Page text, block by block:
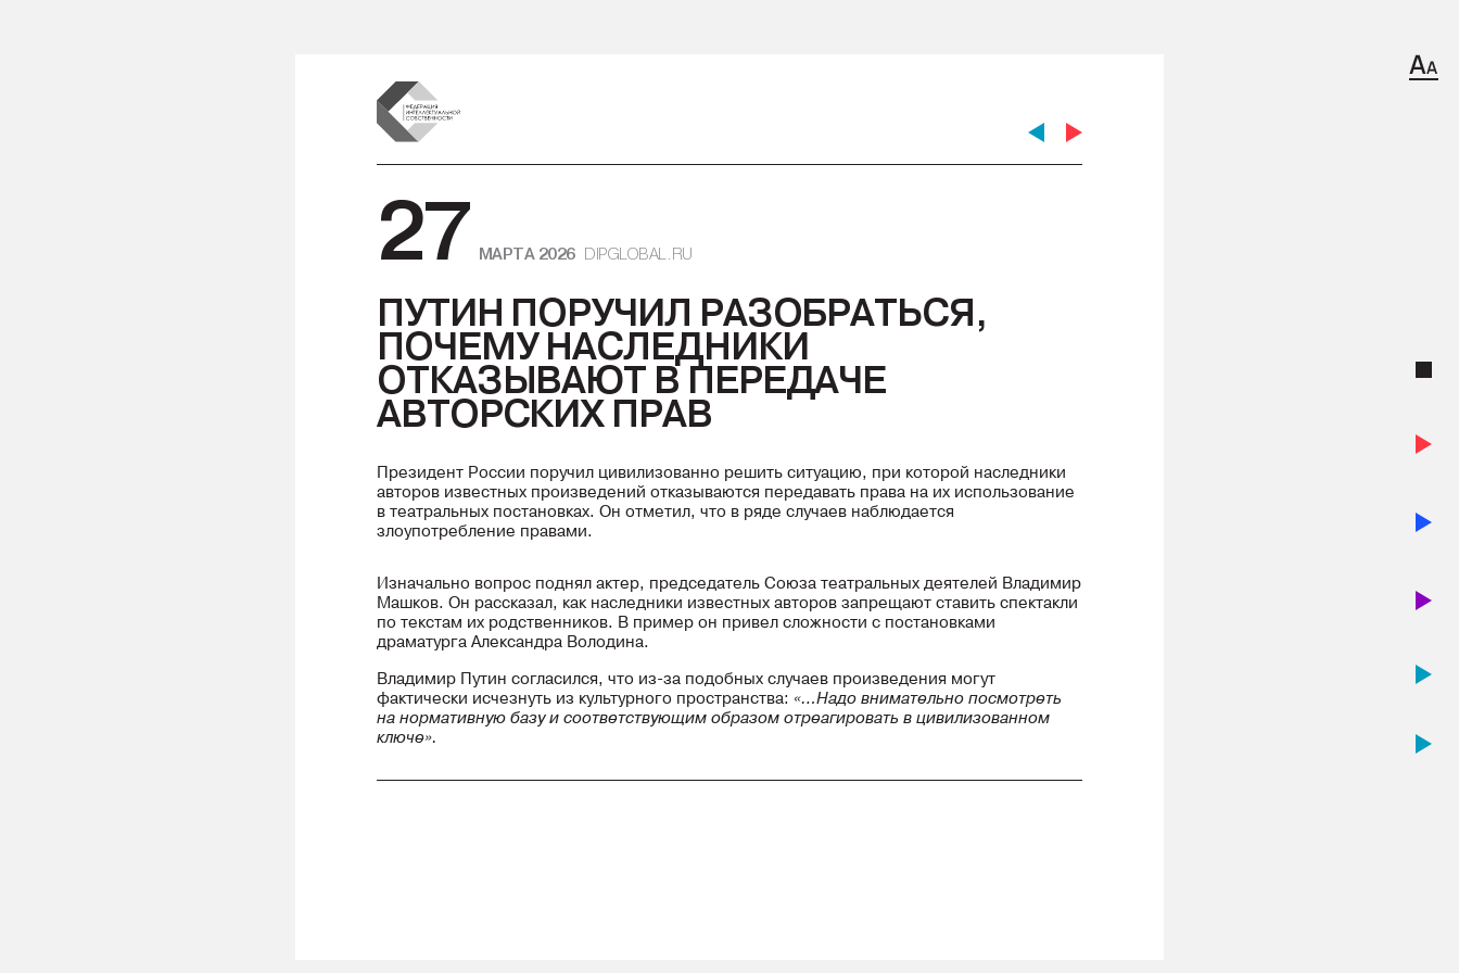
27 МАРТА 2026 DIPGLOBAL.RU
ПУТИН ПОРУЧИЛ РАЗОБРАТЬСЯ,
ПОЧЕМУ НАСЛЕДНИКИ
ОТКАЗЫВАЮТ В ПЕРЕДАЧЕ
АВТОРСКИХ ПРАВ
Президент России поручил цивилизованно решить ситуацию, при которой наследники
авторов известных произведений отказываются передавать права на их использование
в театральных постановках. Он отметил, что в ряде случаев наблюдается
злоупотребление правами.
Изначально вопрос поднял актер, председатель Союза театральных деятелей Владимир
Машков. Он рассказал, как наследники известных авторов запрещают ставить спектакли
по текстам их родственников. В пример он привел сложности с постановками
драматурга Александра Володина.
Владимир Путин согласился, что из-за подобных случаев произведения могут
фактически исчезнуть из культурного пространства: «…Надо внимательно посмотреть
на нормативную базу и соответствующим образом отреагировать в цивилизованном
ключе».